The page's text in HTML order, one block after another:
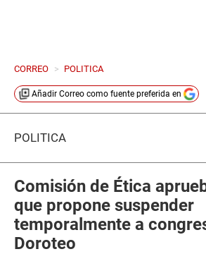
CORREO > POLITICA
Añadir Correo como fuente preferida en
POLÍTICA
Comisión de Ética
que propone suspender
temporalmente a
Doroteo